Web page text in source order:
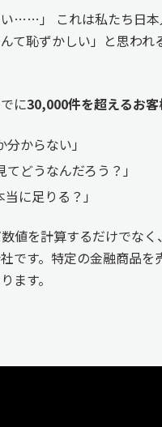
……」 これは私たち日本
て恥ずかしい」と思わ
に30,000件を超えるお
からない」
どうなんだろう？」
に足りる？」
値を計算するだけでなく
です。特定の金融商品
ます。